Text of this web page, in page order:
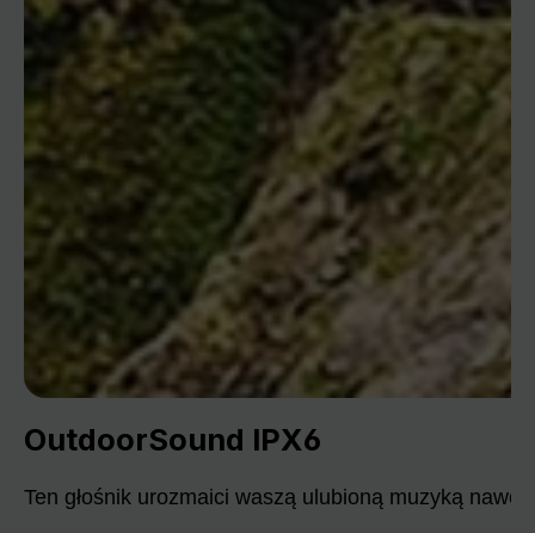
OutdoorSound IPX6
Ten głośnik urozmaici waszą ulubioną muzyką